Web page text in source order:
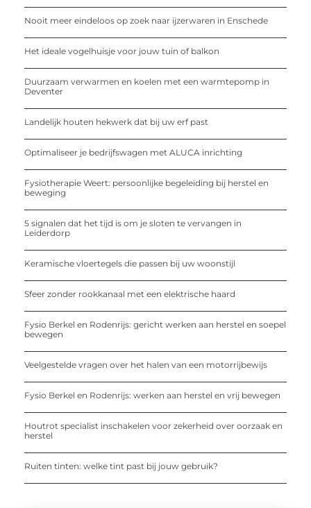
Nooit meer eindeloos op zoek naar ijzerwaren in Enschede
Het ideale vogelhuisje voor jouw tuin of balkon
Duurzaam verwarmen en koelen met een warmtepomp in
Deventer
Landelijk houten hekwerk dat bij uw erf past
Optimaliseer je bedrijfswagen met ALUCA inrichting
Fysiotherapie Weert: persoonlijke begeleiding bij herstel en
beweging
5 signalen dat het tijd is om je sloten te vervangen in
Leiderdorp
Keramische vloertegels die passen bij uw woonstijl
Sfeer zonder rookkanaal met een elektrische haard
Fysio Berkel en Rodenrijs: gericht werken aan herstel en soepel
bewegen
Veelgestelde vragen over het halen van een motorrijbewijs
Fysio Berkel en Rodenrijs: werken aan herstel en vrij bewegen
Houtrot specialist inschakelen voor zekerheid over oorzaak en
herstel
Ruiten tinten: welke tint past bij jouw gebruik?